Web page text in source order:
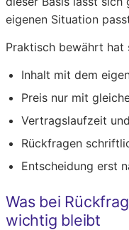
eigenen Situation
Praktisch bewährt hat
Inhalt mit dem
Preis nur mit
Vertragslaufzeit
Rückfragen
Entscheidung erst
Was bei
wichtig bleibt